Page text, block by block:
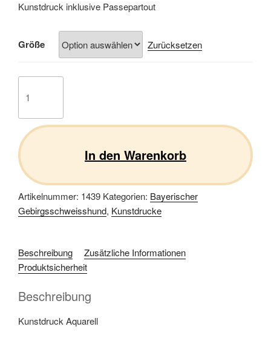
Kunstdruck inklusive Passepartout
Größe Zurücksetzen
Gebirgsschweisshund
Menge
In den Warenkorb
Artikelnummer: 1439 Kategorien: Bayerischer
Gebirgsschweisshund, Kunstdrucke
Beschreibung
Zusätzliche Informationen
Produktsicherheit
Beschreibung
Kunstdruck Aquarell